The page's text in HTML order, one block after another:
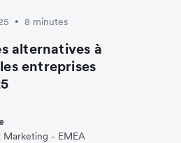
• 8 minutes
alternatives à
entreprises
- EMEA